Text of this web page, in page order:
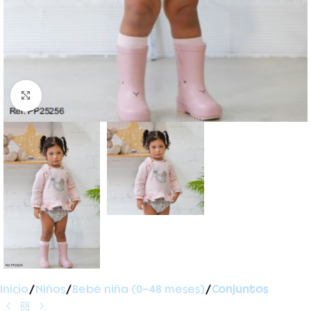
Inicio Niños Bebé niña (0-48 meses) Conjuntos